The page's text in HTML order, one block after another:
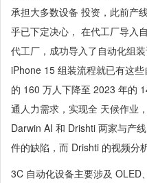
承担大多数设备 投资，此前产
乎已下定决心， 在代工厂导入
代工厂，成功导入了自动化组
iPhone 15 组装流程就已有这
的 160 万人下降至 2023 年的
通人力需求，实现全 天候作业
Darwin AI 和 Drishti 两家与产
件的缺陷，而 Drishti 的视频分
3C 自动化设备主要涉及 OLED